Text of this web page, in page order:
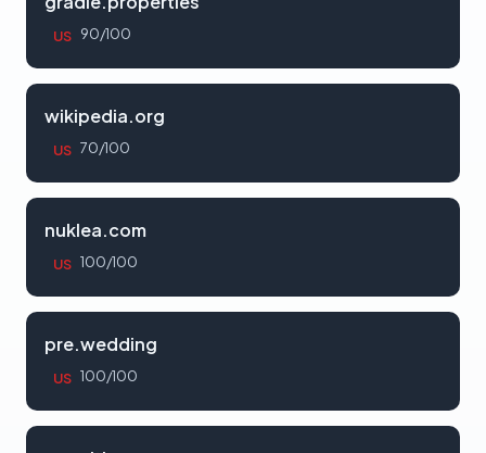
US 90/100
wikipedia.org
US 70/100
nuklea.com
US 100/100
pre.wedding
US 100/100